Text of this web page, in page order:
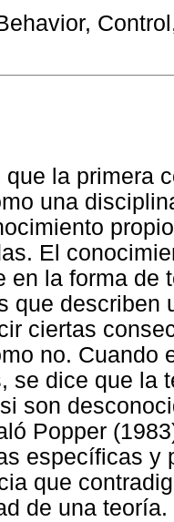
que la primera
una
El
en la forma de
que describen
ciertas
no. Cuando
se dice que la
son
Popper
específicas y
que
de una teoría.